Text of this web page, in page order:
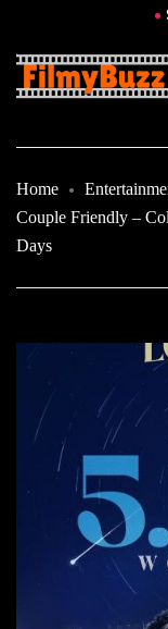
Home
Couple Friendly –
Days